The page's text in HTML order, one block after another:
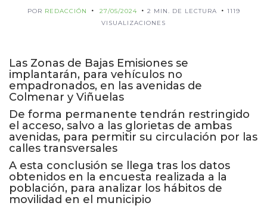
POR REDACCIÓN 27/05/2024 2 MIN. DE LECTURA
1119
VISUALIZACIONES
Las Zonas de Bajas Emisiones se
implantarán, para vehículos no
empadronados, en las avenidas de
Colmenar y Viñuelas
De forma permanente tendrán restringido
el acceso, salvo a las glorietas de ambas
avenidas, para permitir su circulación por las
calles transversales
A esta conclusión se llega tras los datos
obtenidos en la encuesta realizada a la
población, para analizar los hábitos de
movilidad en el municipio